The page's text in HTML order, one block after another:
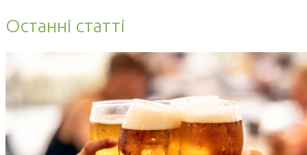
Останні статті